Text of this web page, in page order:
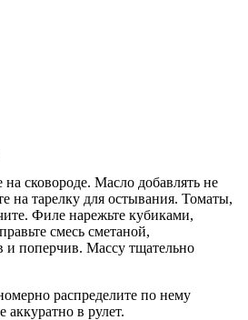
сковороде. Масло добавлять не
на тарелку для остывания. Томаты,
Филе нарежьте кубиками,
смесь сметаной,
и поперчив. Массу тщательно
распределите по нему
аккуратно в рулет.